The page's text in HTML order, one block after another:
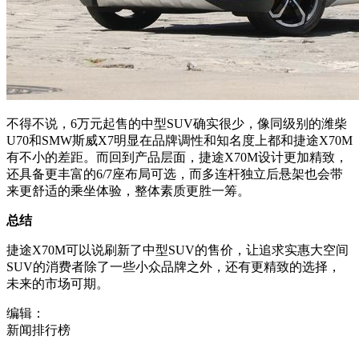
不得不说，6万元起售的中型SUV确实很少，像同级别的潍柴
U70和SMW斯威X7明显在品牌调性和知名度上都和捷途X70M
有不小的差距。而回到产品层面，捷途X70M设计更加精致，
还具备更丰富的6/7座布局可选，而多连杆独立后悬架也会带
来更舒适的乘坐体验，整体素质更胜一筹。
总结
捷途X70M可以说刷新了中型SUV的售价，让追求实惠大空间
SUV的消费者除了一些小众品牌之外，还有更精致的选择，
未来的市场可期。
编辑：
新闻排行榜